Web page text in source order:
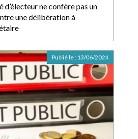
d’électeur ne confère pas un
une délibération à
Publié le : 13/06/2024